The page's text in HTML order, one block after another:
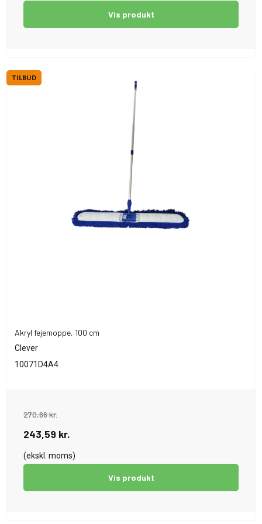
Vis produkt
TILBUD
Akryl fejemoppe, 100 cm
Clever
10071D4A4
270,66 kr.
243,59 kr.
(ekskl. moms)
Vis produkt